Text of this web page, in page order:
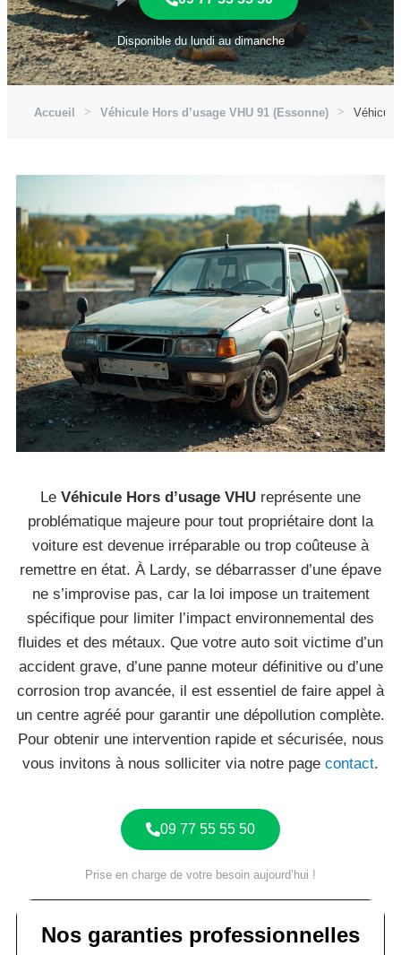
Disponible du lundi au dimanche
Accueil Véhicule Hors d’usage VHU 91 (Essonne) Véhicule
Le Véhicule Hors d’usage VHU représente une
problématique majeure pour tout propriétaire dont la
voiture est devenue irréparable ou trop coûteuse à
remettre en état. À Lardy, se débarrasser d’une épave
ne s’improvise pas, car la loi impose un traitement
spécifique pour limiter l’impact environnemental des
fluides et des métaux. Que votre auto soit victime d’un
accident grave, d’une panne moteur définitive ou d’une
corrosion trop avancée, il est essentiel de faire appel à
un centre agréé pour garantir une dépollution complète.
Pour obtenir une intervention rapide et sécurisée, nous
vous invitons à nous solliciter via notre page contact.
09 77 55 55 50
Prise en charge de votre besoin aujourd’hui !
Nos garanties professionnelles